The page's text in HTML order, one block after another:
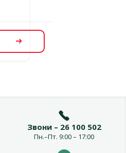
Посмотреть
Звони – 26 100 502
Пн.–Пт. 9:00 – 17:00